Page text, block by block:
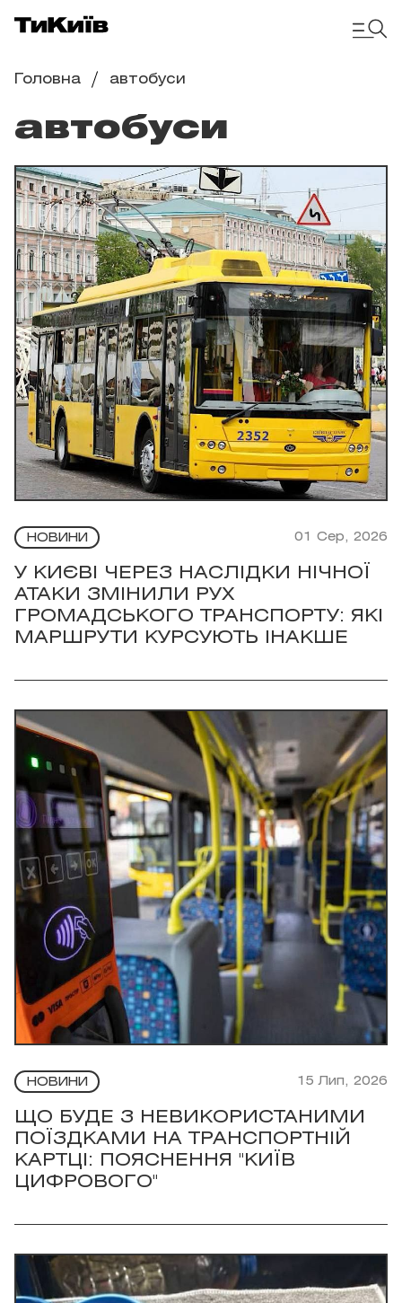
Головна автобуси
автобуси
НОВИНИ 01 Сер, 2026
У КИЄВІ ЧЕРЕЗ НАСЛІДКИ НІЧНОЇ
АТАКИ ЗМІНИЛИ РУХ
ГРОМАДСЬКОГО ТРАНСПОРТУ: ЯКІ
МАРШРУТИ КУРСУЮТЬ ІНАКШЕ
НОВИНИ 15 Лип, 2026
ЩО БУДЕ З НЕВИКОРИСТАНИМИ
ПОЇЗДКАМИ НА ТРАНСПОРТНІЙ
КАРТЦІ: ПОЯСНЕННЯ "КИЇВ
ЦИФРОВОГО"